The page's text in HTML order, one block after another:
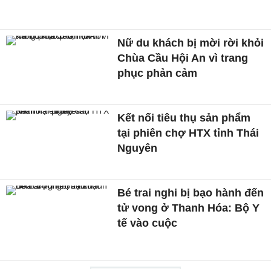
Nữ du khách bị mời rời khỏi
Chùa Cầu Hội An vì trang
phục phản cảm
Kết nối tiêu thụ sản phẩm
tại phiên chợ HTX tỉnh Thái
Nguyên
Bé trai nghi bị bạo hành đến
tử vong ở Thanh Hóa: Bộ Y
tế vào cuộc